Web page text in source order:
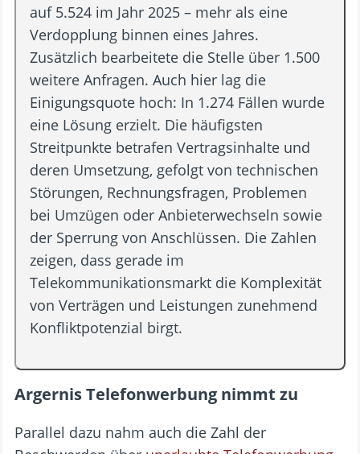
auf 5.524 im Jahr 2025 – mehr als eine
Verdopplung binnen eines Jahres.
Zusätzlich bearbeitete die Stelle über 1.500
weitere Anfragen. Auch hier lag die
Einigungsquote hoch: In 1.274 Fällen wurde
eine Lösung erzielt. Die häufigsten
Streitpunkte betrafen Vertragsinhalte und
deren Umsetzung, gefolgt von technischen
Störungen, Rechnungsfragen, Problemen
bei Umzügen oder Anbieterwechseln sowie
der Sperrung von Anschlüssen. Die Zahlen
zeigen, dass gerade im
Telekommunikationsmarkt die Komplexität
von Verträgen und Leistungen zunehmend
Konfliktpotenzial birgt.
Argernis Telefonwerbung nimmt zu
Parallel dazu nahm auch die Zahl der